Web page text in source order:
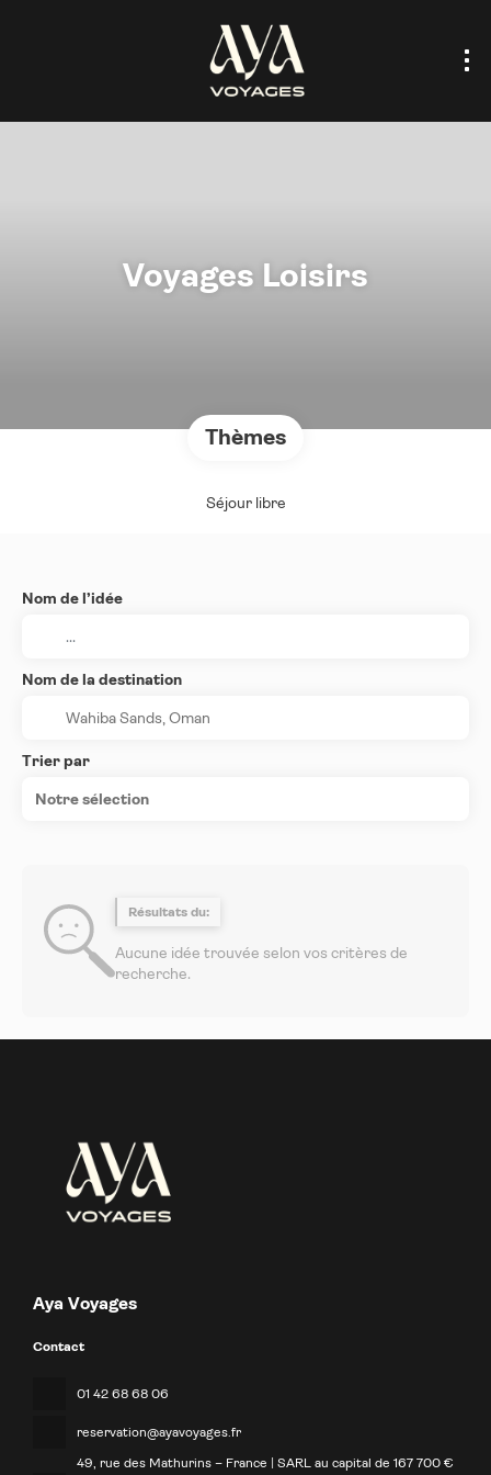
Voyages Loisirs
Thèmes
Séjour libre
Nom de l’idée
Nom de la destination
Trier par
Notre sélection
Résultats du:
Aucune idée trouvée selon vos critères de
recherche.
Aya Voyages
Contact
01 42 68 68 06
reservation@ayavoyages.fr
49, rue des Mathurins – France | SARL au capital de 167 700 €